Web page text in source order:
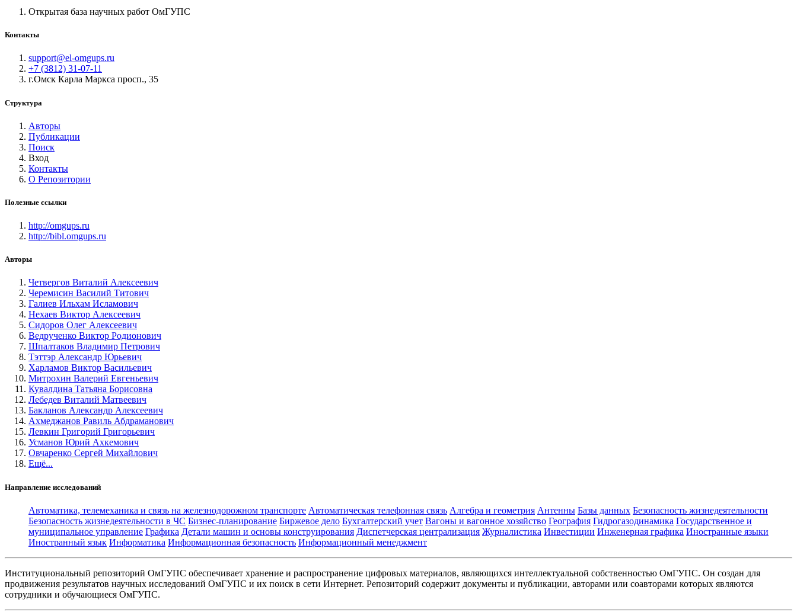
Открытая база научных работ ОмГУПС
Контакты
support@el-omgups.ru
+7 (3812) 31-07-11
г.Омск Карла Маркса просп., 35
Структура
Авторы
Публикации
Поиск
Вход
Контакты
О Репозитории
Полезные ссылки
http://omgups.ru
http://bibl.omgups.ru
Авторы
Четвергов Виталий Алексеевич
Черемисин Василий Титович
Галиев Ильхам Исламович
Нехаев Виктор Алексеевич
Сидоров Олег Алексеевич
Ведрученко Виктор Родионович
Шпалтаков Владимир Петрович
Тэттэр Александр Юрьевич
Харламов Виктор Васильевич
Митрохин Валерий Евгеньевич
Кувалдина Татьяна Борисовна
Лебедев Виталий Матвеевич
Бакланов Александр Алексеевич
Ахмеджанов Равиль Абдраманович
Левкин Григорий Григорьевич
Усманов Юрий Ахкемович
Овчаренко Сергей Михайлович
Ещё...
Направление исследований
Автоматика, телемеханика и связь на железнодорожном транспорте Автоматическая телефонная связь Алгебра и геометрия Антенны Базы данных Безопасность жизнедеятельности
Безопасность жизнедеятельности в ЧС Бизнес-планирование Биржевое дело Бухгалтерский учет Вагоны и вагонное хозяйство География Гидрогазодинамика Государственное и
муниципальное управление Графика Детали машин и основы конструирования Диспетчерская централизация Журналистика Инвестиции Инженерная графика Иностранные языки
Иностранный язык Информатика Информационная безопасность Информационный менеджмент
Институциональный репозиторий ОмГУПС обеспечивает хранение и распространение цифровых материалов, являющихся интеллектуальной собственностью ОмГУПС. Он создан для
продвижения результатов научных исследований ОмГУПС и их поиск в сети Интернет. Репозиторий содержит документы и публикации, авторами или соавторами которых являются
сотрудники и обучающиеся ОмГУПС.